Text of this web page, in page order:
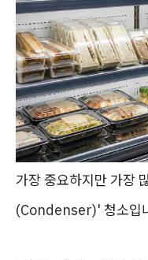
가장 중요하지만 가장
(Condenser)' 청소입